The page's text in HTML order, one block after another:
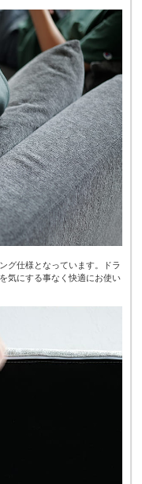
グ仕様となっています。ドラ
気にする事なく快適にお使い